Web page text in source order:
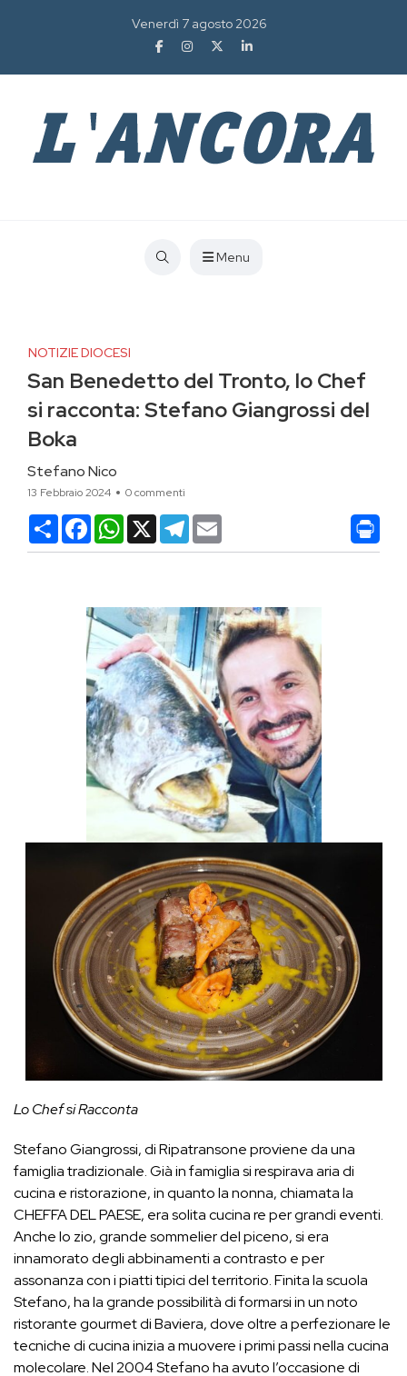
Venerdì 7 agosto 2026
Menu
NOTIZIE DIOCESI
San Benedetto del Tronto, lo Chef
si racconta: Stefano Giangrossi del
Boka
Stefano Nico
13 Febbraio 2024 0 commenti
CondividiFacebookWhatsApp
X Telegram
Lo Chef si Racconta
Stefano Giangrossi, di Ripatransone proviene da una
famiglia tradizionale. Già in famiglia si respirava aria di
cucina e ristorazione, in quanto la nonna, chiamata la
CHEFFA DEL PAESE, era solita cucina re per grandi eventi.
Anche lo zio, grande sommelier del piceno, si era
innamorato degli abbinamenti a contrasto e per
assonanza con i piatti tipici del territorio. Finita la scuola
Stefano, ha la grande possibilità di formarsi in un noto
ristorante gourmet di Baviera, dove oltre a perfezionare le
tecniche di cucina inizia a muovere i primi passi nella cucina
molecolare. Nel 2004 Stefano ha avuto l’occasione di